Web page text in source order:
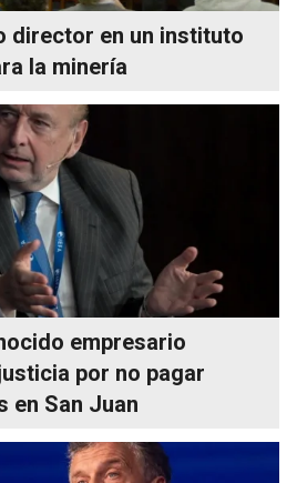
director en un instituto
la minería
empresario
por no pagar
en San Juan